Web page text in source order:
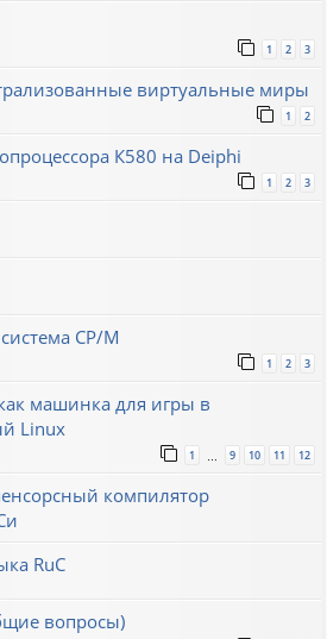
1 2 3
виртуальные миры
1 2
К580 на Deiphi
1 2 3
CP/M
1 2 3
машинка для игры в
Linux
1 … 9 10 11 12
компилятор
RuC
вопросы)